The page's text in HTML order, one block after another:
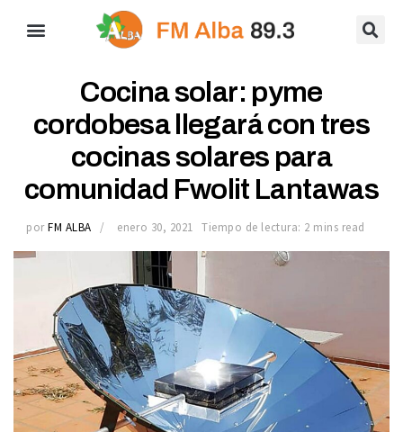
Cocina solar: pyme
cordobesa llegará con tres
cocinas solares para
comunidad Fwolit Lantawas
por FM ALBA enero 30, 2021 Tiempo de lectura: 2 mins read